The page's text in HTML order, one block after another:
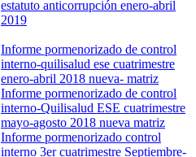
estatuto anticorrupción enero-abril
2019
Informe pormenorizado de control
interno-quilisalud ese cuatrimestre
enero-abril 2018 nueva- matriz
Informe pormenorizado de control
interno-Quilisalud ESE cuatrimestre
mayo-agosto 2018 nueva matriz
Informe pormenorizado control
interno 3er cuatrimestre Septiembre-